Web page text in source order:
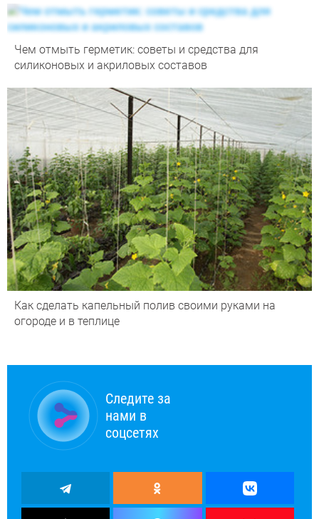
Чем отмыть герметик: советы и средства для
силиконовых и акриловых составов
Как сделать капельный полив своими руками на
огороде и в теплице
Следите за
нами в
соцсетях